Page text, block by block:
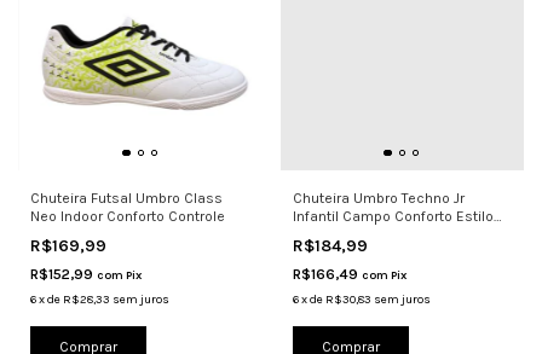
Chuteira Futsal Umbro Class
Neo Indoor Conforto Controle
R$169,99
R$152,99 com Pix
6xde R$28,33 sem juros
Comprar
Chuteira Umbro Techno Jr
Infantil Campo Conforto Estilo
R$184,99
R$166,49 com Pix
6 xde R$30,83 sem juros
Comprar